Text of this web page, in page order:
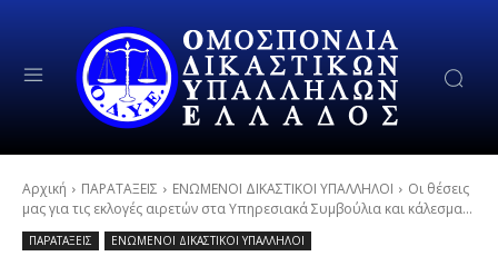
Αρχική ΠΑΡΑΤΑΞΕΙΣ ΕΝΩΜΕΝΟΙ ΔΙΚΑΣΤΙΚΟΙ ΥΠΑΛΛΗΛΟΙ
Οι θέσεις
μας για τις εκλογές αιρετών στα Υπηρεσιακά Συμβούλια και κάλεσμα...
ΠΑΡΑΤΑΞΕΙΣ ΕΝΩΜΕΝΟΙ ΔΙΚΑΣΤΙΚΟΙ ΥΠΑΛΛΗΛΟΙ